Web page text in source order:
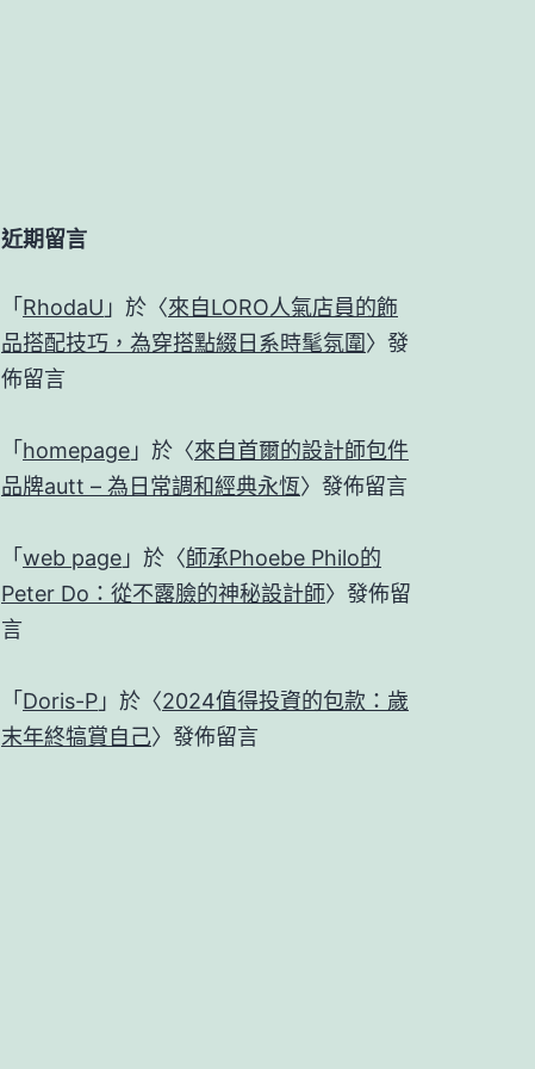
近期留言
「 RhodaU 」於〈來自LORO人氣店員的飾
品搭配技巧，為穿搭點綴日系時髦氛圍〉發
佈留言
「 homepage 」於〈來自首爾的設計師包件
品牌autt – 為日常調和經典永恆〉發佈留言
「 web page 」於〈師承Phoebe Philo的
Peter Do：從不露臉的神秘設計師〉發佈留
言
「 Doris-P 」於〈2024值得投資的包款：歲
末年終犒賞自己〉發佈留言